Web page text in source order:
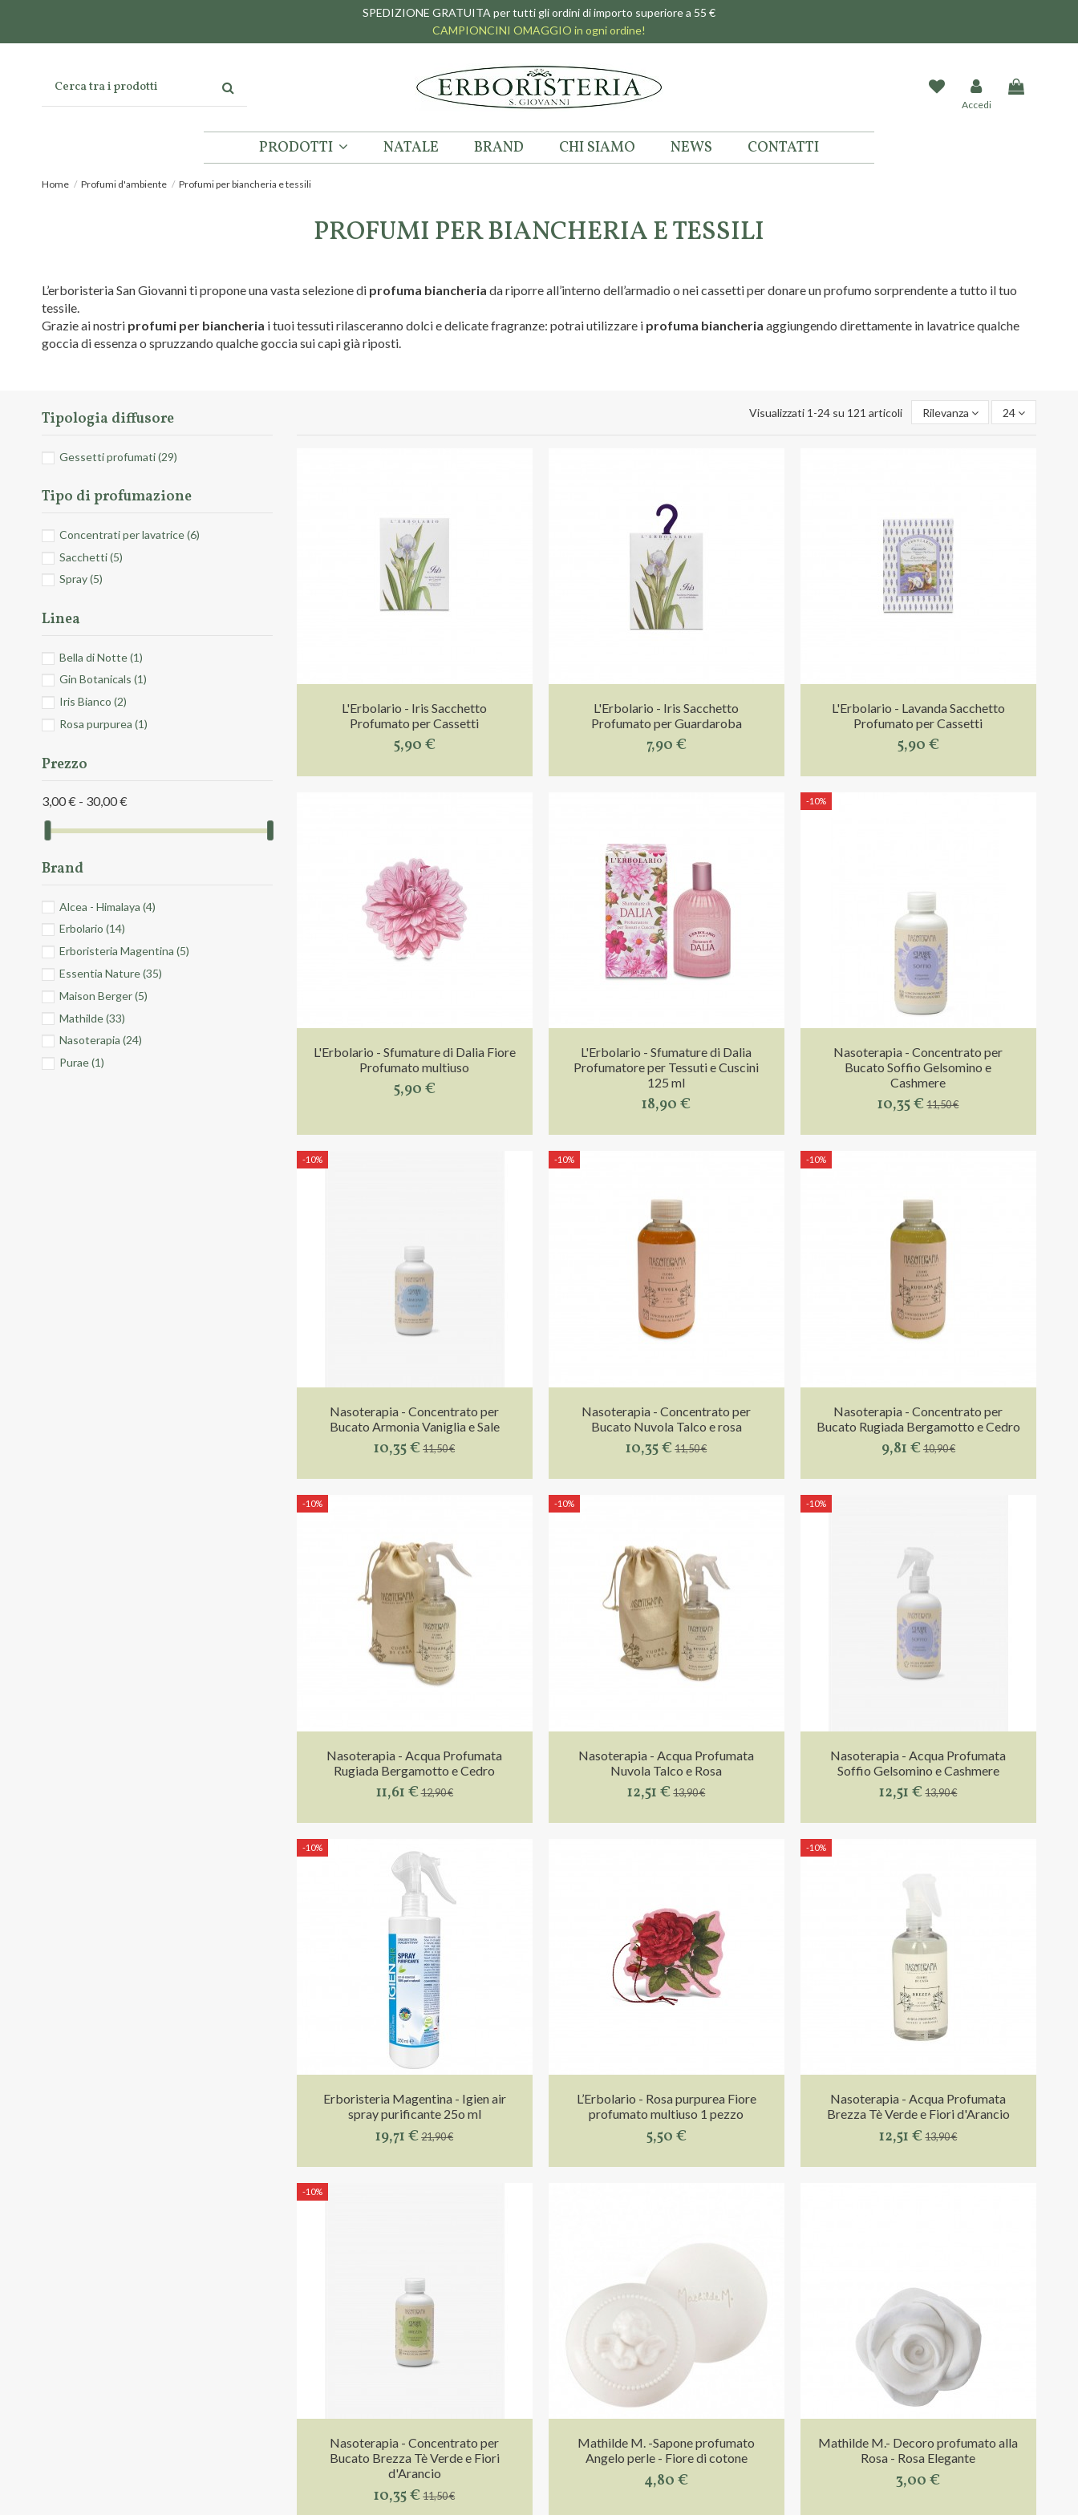
SPEDIZIONE GRATUITA per tutti gli ordini di importo superiore a 55 €
CAMPIONCINI OMAGGIO in ogni ordine!
Accedi
PRODOTTI NATALE BRAND CHI SIAMO NEWS CONTATTI
Home Profumi d'ambiente Profumi per biancheria e tessili
PROFUMI PER BIANCHERIA E TESSILI
L’erboristeria San Giovanni ti propone una vasta selezione di profuma biancheria da riporre all’interno dell’armadio o nei cassetti per donare un profumo sorprendente a tutto il tuo
tessile.
Grazie ai nostri profumi per biancheria i tuoi tessuti rilasceranno dolci e delicate fragranze: potrai utilizzare i profuma biancheria aggiungendo direttamente in lavatrice qualche
goccia di essenza o spruzzando qualche goccia sui capi già riposti.
Visualizzati 1-24 su 121 articoli Rilevanza 24
L'Erbolario - Iris Sacchetto
Profumato per Cassetti
5,90 €
L'Erbolario - Iris Sacchetto
Profumato per Guardaroba
7,90 €
L'Erbolario - Lavanda Sacchetto
Profumato per Cassetti
5,90 €
L'Erbolario - Sfumature di Dalia Fiore
Profumato multiuso
5,90 €
L'Erbolario - Sfumature di Dalia
Profumatore per Tessuti e Cuscini
125 ml
18,90 €
-10%
Nasoterapia - Concentrato per
Bucato Soffio Gelsomino e
Cashmere
10,35 € 11,50 €
-10%
Nasoterapia - Concentrato per
Bucato Armonia Vaniglia e Sale
10,35 €11,50 €
-10%
Nasoterapia - Concentrato per
Bucato Nuvola Talco e rosa
10,35 € 11,50 €
-10%
Nasoterapia - Concentrato per
Bucato Rugiada Bergamotto e Cedro
9,81 €10,90 €
-10%
Nasoterapia - Acqua Profumata
Rugiada Bergamotto e Cedro
11,61 €12,90 €
-10%
Nasoterapia - Acqua Profumata
Nuvola Talco e Rosa
12,51 € 13,90 €
-10%
Nasoterapia - Acqua Profumata
Soffio Gelsomino e Cashmere
12,51 € 13,90 €
-10%
Erboristeria Magentina - Igien air
spray purificante 25o ml
19,71 €21,90 €
L’Erbolario - Rosa purpurea Fiore
profumato multiuso 1 pezzo
5,50 €
-10%
Nasoterapia - Acqua Profumata
Brezza Tè Verde e Fiori d'Arancio
12,51 € 13,90 €
-10%
Nasoterapia - Concentrato per
Bucato Brezza Tè Verde e Fiori
d'Arancio
10,35 €11,50 €
Mathilde M. -Sapone profumato
Angelo perle - Fiore di cotone
4,80 €
Mathilde M.- Decoro profumato alla
Rosa - Rosa Elegante
3,00 €
Tipologia diffusore
Gessetti profumati(29)
Tipo di profumazione
Concentrati per lavatrice(6)
Sacchetti(5)
Spray(5)
Linea
Bella di Notte(1)
Gin Botanicals (1)
Iris Bianco (2)
Rosa purpurea (1)
Prezzo
3,00 € - 30,00 €
Brand
Alcea - Himalaya (4)
Erbolario (14)
Erboristeria Magentina (5)
Essentia Nature(35)
Maison Berger(5)
Mathilde(33)
Nasoterapia (24)
Purae(1)